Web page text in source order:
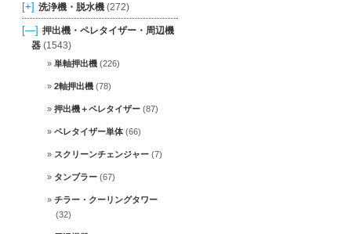
[+] 洗浄機・脱水機(272)
[—] 押出機・ペレタイザー・周辺機
器(1543)
単軸押出機(226)
2軸押出機(78)
押出機＋ペレタイザー(87)
ペレタイザー単体(66)
スクリーンチェンジャー(7)
タンブラー(67)
チラー・クーリングタワー
(32)